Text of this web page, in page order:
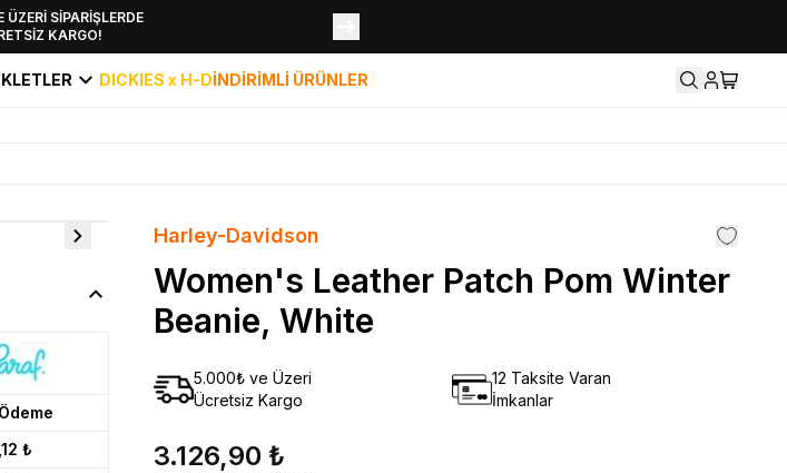
SİPARİŞLERDE
KARGO!
EKLENDİ,
KEŞFET!
DICKIES x H-DİNDİRİMLİ ÜRÜNLER
₺
Harley-Davidson
Women's Leather Patch Pom Winter
Beanie, White
5.000₺ ve Üzeri
Ücretsiz Kargo
12 Taksite Varan
İmkanlar
3.126,90 ₺